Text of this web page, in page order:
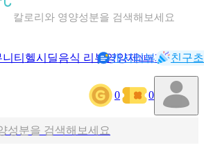
칼로리와 영양성분을 검색해보세요
티 헬시딜음식 리뷰영양제NEW기록
캐시리뷰 친구
0 0
성분을 검색해보세요
트 음식 검색해보세요